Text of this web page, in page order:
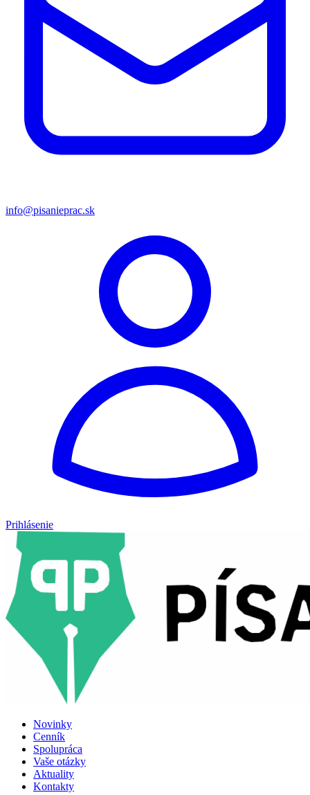
info@pisanieprac.sk
Prihlásenie
Novinky
Cenník
Spolupráca
Vaše otázky
Aktuality
Kontakty